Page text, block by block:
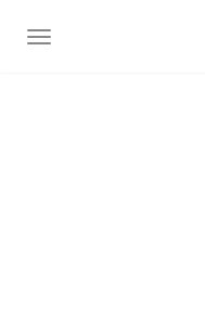
NAVIGATION EIN-/